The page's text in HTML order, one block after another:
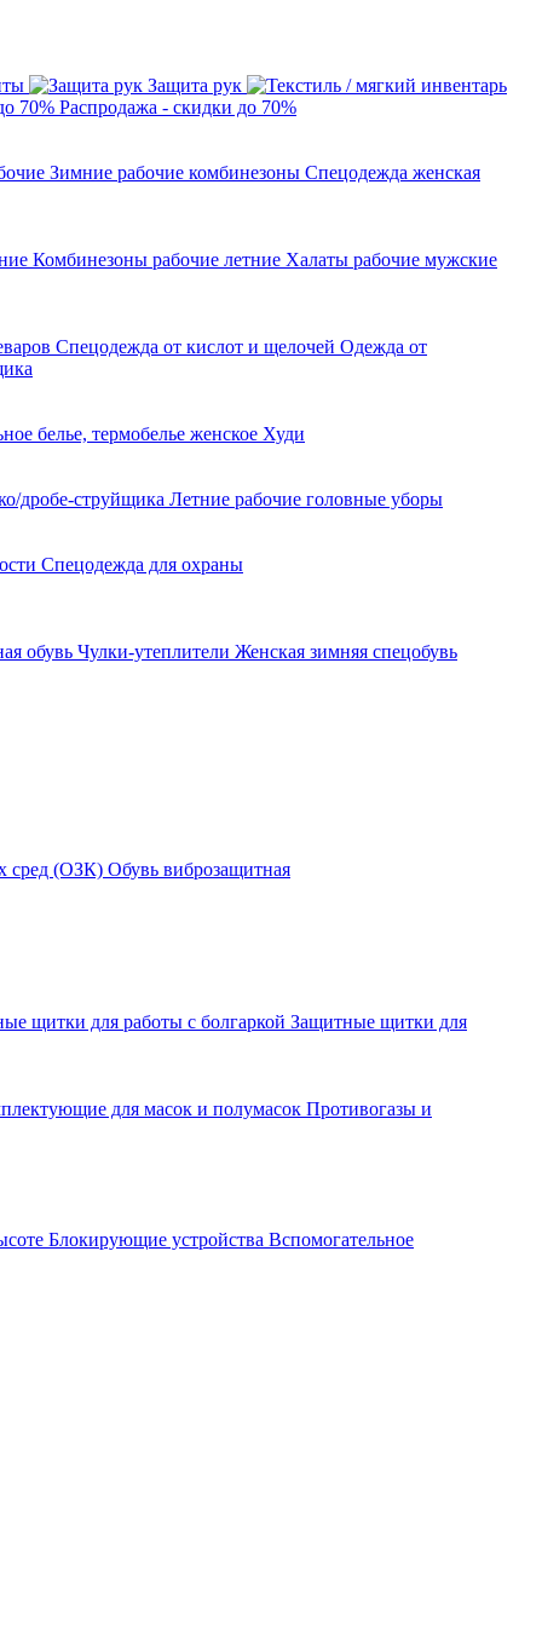
Защита рук
Распродажа - скидки до 70%
Зимние рабочие комбинезоны Спецодежда женская
Комбинезоны рабочие летние Халаты рабочие мужские
Спецодежда от кислот и щелочей Одежда от
белье, термобелье женское Худи
дробе-струйщика Летние рабочие головные уборы
Спецодежда для охраны
обувь Чулки-утеплители Женская зимняя спецобувь
сред (ОЗК) Обувь виброзащитная
щитки для работы с болгаркой Защитные щитки для
для масок и полумасок Противогазы и
Блокирующие устройства Вспомогательное